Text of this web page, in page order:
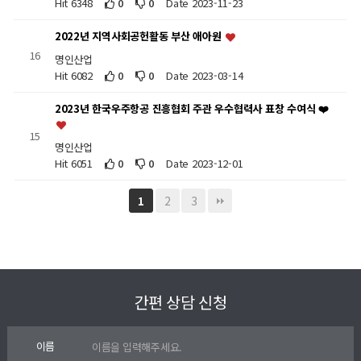
Hit 6348 0 0 Date 2023-11-23
16
2022년 지역사회공헌활동 부산 애아원
명인산업
Hit 6082
0 0 Date 2023-03-14
15
2023년 한국우주항공 진흥협회 주관 우수협력사 표창 수여식 ❤️
명인산업
Hit 6051
0 0 Date 2023-12-01
1 2 3
간편 상담 신청
이름